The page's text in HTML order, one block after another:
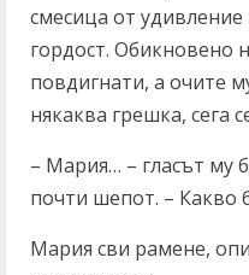
смесица от
гордост. Обикновено
повдигнати, а очите
някаква грешка, сега
– Мария… – гласът му
почти шепот. – Какво
Мария сви рамене,